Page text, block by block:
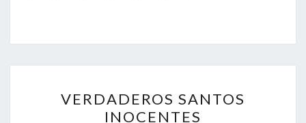
o
o
k
er dI
n
l
p
ar
tir
SANTOS
VERDADEROS SANTOS
INOCENTES